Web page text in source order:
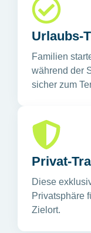
Urlaubs-
Familien
während der
sicher zum
Privat-
Diese
Privatsphäre
Zielort.